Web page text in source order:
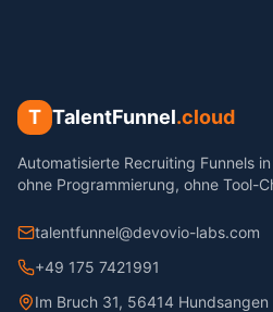
T TalentFunnel.cloud
Automatisierte Recruiting Funnels
ohne Programmierung, ohne Tool-
talentfunnel@devovio-labs.com
+49 175 7421991
Im Bruch 31, 56414 Hundsangen